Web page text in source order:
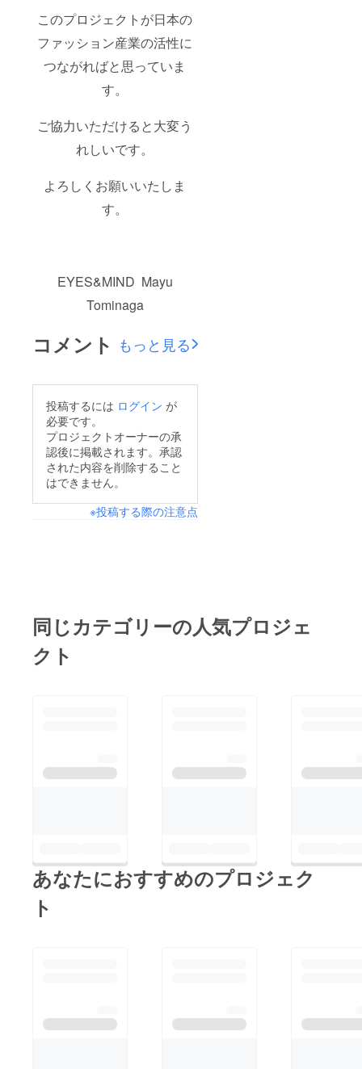
このプロジェクトが日本の
ファッション産業の活性に
つながればと思っていま
す。
ご協力いただけると大変う
れしいです。
よろしくお願いいたしま
す。
EYES&MIND Mayu
Tominaga
コメント もっと見る
投稿するには ログイン が
必要です。
プロジェクトオーナーの承
認後に掲載されます。承認
された内容を削除すること
はできません。
※投稿する際の注意点
同じカテゴリーの人気プロジェ
クト
あなたにおすすめのプロジェク
ト